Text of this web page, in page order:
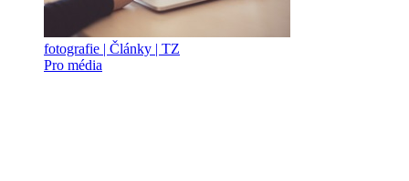
fotografie | Články | TZ
Pro média